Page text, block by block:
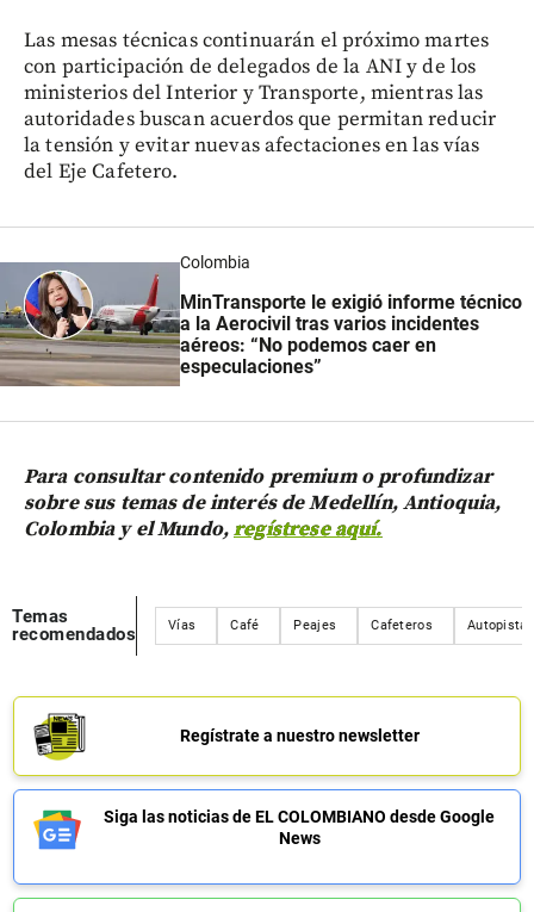
Las mesas técnicas continuarán el próximo martes
con participación de delegados de la ANI y de los
ministerios del Interior y Transporte, mientras las
autoridades buscan acuerdos que permitan reducir
la tensión y evitar nuevas afectaciones en las vías
del Eje Cafetero.
Colombia
MinTransporte le exigió informe técnico
a la Aerocivil tras varios incidentes
aéreos: “No podemos caer en
especulaciones”
Para consultar contenido premium o profundizar
sobre sus temas de interés de Medellín, Antioquia,
Colombia y el Mundo,regístrese aquí.
Temas
recomendados
Vías Café Peajes Cafeteros Autopista
Regístrate a nuestro newsletter
Siga las noticias de EL COLOMBIANO desde Google
News